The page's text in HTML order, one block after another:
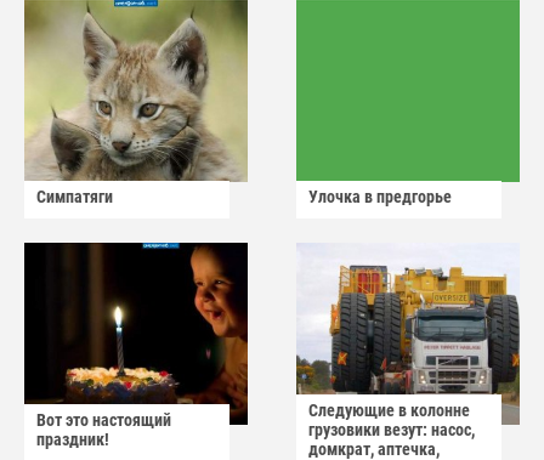
Симпатяги Улочка в предгорье
Вот это настоящий
праздник!
Следующие в колонне
грузовики везут: насос,
домкрат, аптечка,